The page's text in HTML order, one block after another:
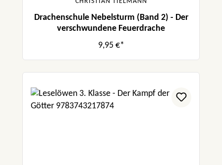
Drachenschule Nebelsturm (Band 2) - Der
verschwundene Feuerdrache
9,95 €*